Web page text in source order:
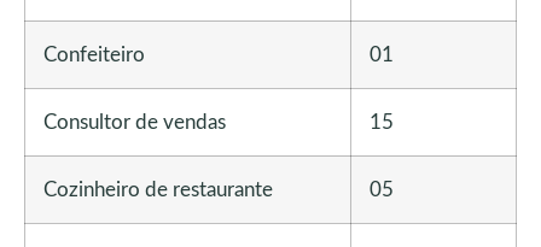
Confeiteiro 01
Consultor de vendas 15
Cozinheiro de restaurante 05